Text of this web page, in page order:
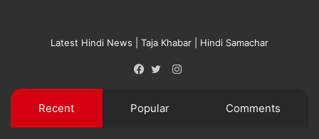
Latest Hindi News | Taja Khabar | Hindi Samachar
Instagram
Recent Popular Comments